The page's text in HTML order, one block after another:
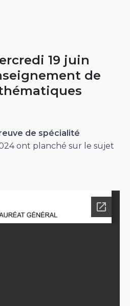
19 juin
de
de spécialité
ont planché sur le sujet